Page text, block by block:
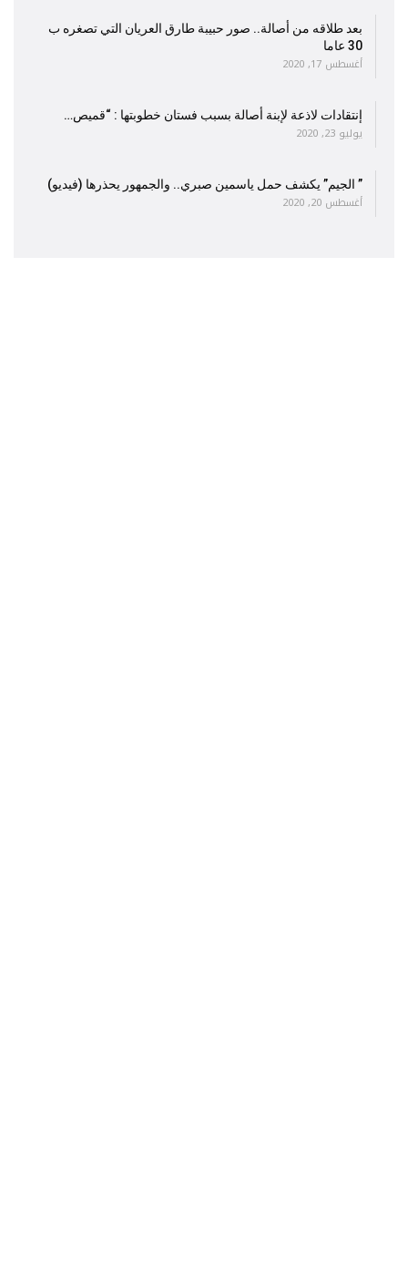
بعد طلاقه من أصالة.. صور حبيبة طارق العريان التي تصغره ب
30 عاما
أغسطس 17, 2020
إنتقادات لاذعة لإبنة أصالة بسبب فستان خطوبتها : “قميص…
يوليو 23, 2020
” الجيم” يكشف حمل ياسمين صبري.. والجمهور يحذرها (فيديو)
أغسطس 20, 2020